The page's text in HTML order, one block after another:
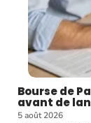
Bourse de
avant de
5 août 2026